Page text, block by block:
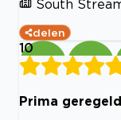
South
delen
10
Prima geregeld